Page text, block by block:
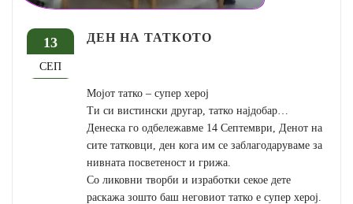
13
СЕП
ДЕН НА ТАТКОТО
Мојот татко – супер херој
Ти си вистински другар, татко најдобар…
Денеска го одбележавме 14 Септември, Денот на
сите татковци, ден кога им се заблагодаруваме за
нивната посветеност и грижа.
Со ликовни творби и изработки секое дете
раскажа зошто баш неговиот татко е супер херој.